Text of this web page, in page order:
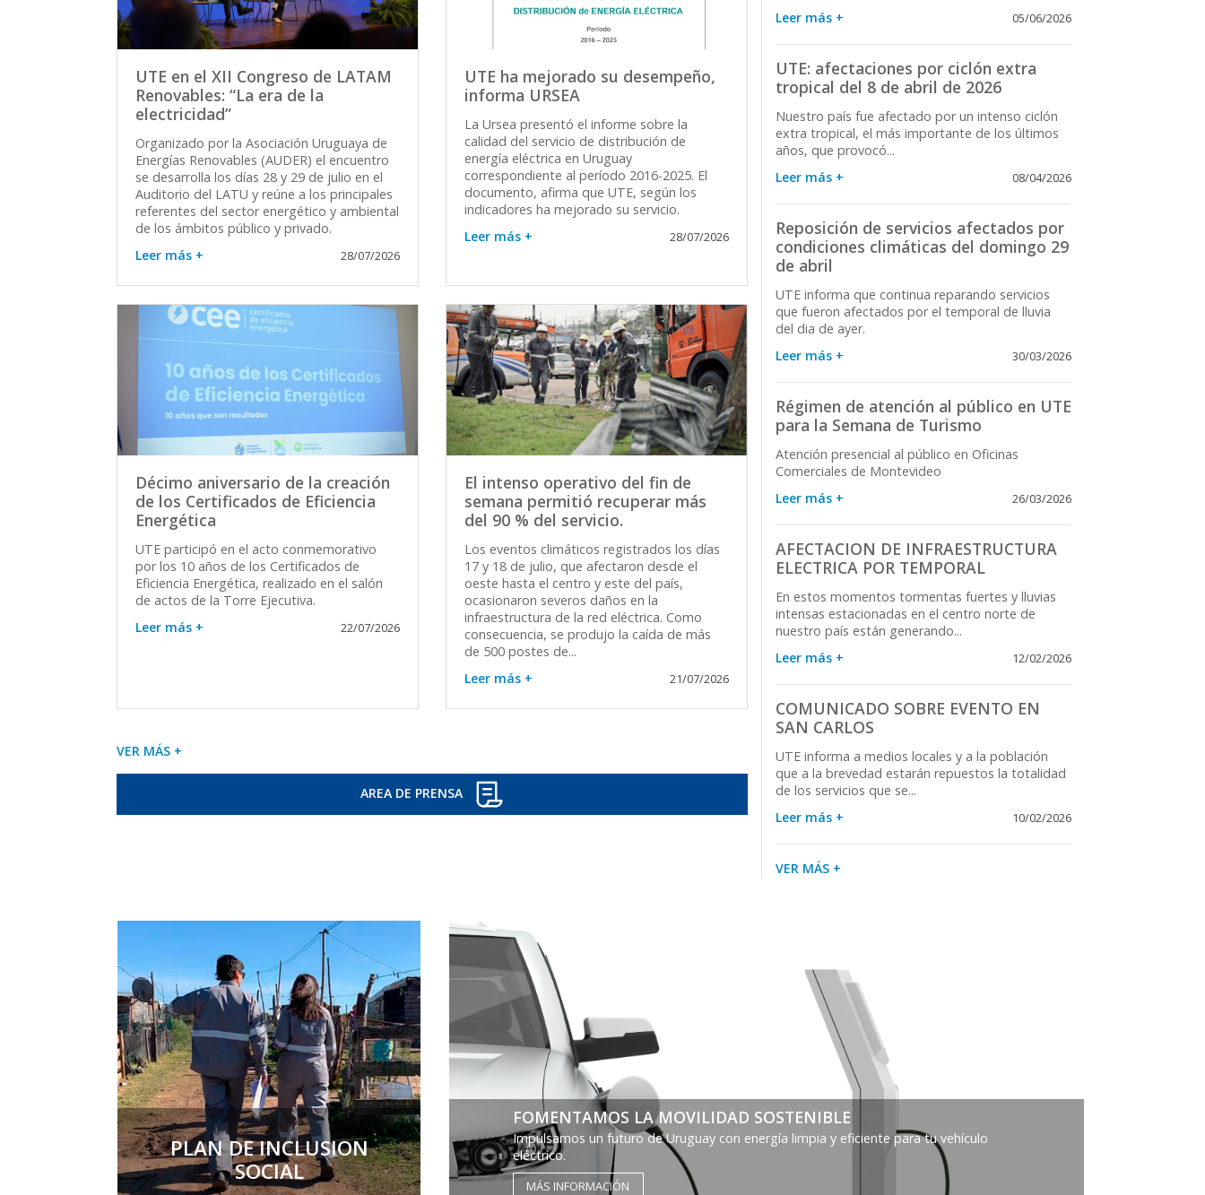
UTE en el XII Congreso de LATAM
Renovables: “La era de la
electricidad”
Organizado por la Asociación Uruguaya de
Energías Renovables (AUDER) el encuentro
se desarrolla los días 28 y 29 de julio en el
Auditorio del LATU y reúne a los principales
referentes del sector energético y ambiental
de los ámbitos público y privado.
Leer más +
28/07/2026
UTE ha mejorado su desempeño,
informa URSEA
La Ursea presentó el informe sobre la
calidad del servicio de distribución de
energía eléctrica en Uruguay
correspondiente al período 2016-2025. El
documento, afirma que UTE, según los
indicadores ha mejorado su servicio.
Leer más +
28/07/2026
Décimo aniversario de la creación
de los Certificados de Eficiencia
Energética
UTE participó en el acto conmemorativo
por los 10 años de los Certificados de
Eficiencia Energética, realizado en el salón
de actos de la Torre Ejecutiva.
Leer más +
22/07/2026
El intenso operativo del fin de
semana permitió recuperar más
del 90 % del servicio.
Los eventos climáticos registrados los días
17 y 18 de julio, que afectaron desde el
oeste hasta el centro y este del país,
ocasionaron severos daños en la
infraestructura de la red eléctrica. Como
consecuencia, se produjo la caída de más
de 500 postes de...
Leer más +
21/07/2026
VER MÁS +
AREA DE PRENSA
Leer más +
05/06/2026
UTE: afectaciones por ciclón extra
tropical del 8 de abril de 2026
Nuestro país fue afectado por un intenso ciclón
extra tropical, el más importante de los últimos
años, que provocó...
Leer más +
08/04/2026
Reposición de servicios afectados por
condiciones climáticas del domingo 29
de abril
UTE informa que continua reparando servicios
que fueron afectados por el temporal de lluvia
del dia de ayer.
Leer más +
30/03/2026
Régimen de atención al público en UTE
para la Semana de Turismo
Atención presencial al público en Oficinas
Comerciales de Montevideo
Leer más +
26/03/2026
AFECTACION DE INFRAESTRUCTURA
ELECTRICA POR TEMPORAL
En estos momentos tormentas fuertes y lluvias
intensas estacionadas en el centro norte de
nuestro país están generando...
Leer más +
12/02/2026
COMUNICADO SOBRE EVENTO EN
SAN CARLOS
UTE informa a medios locales y a la población
que a la brevedad estarán repuestos la totalidad
de los servicios que se...
Leer más +
10/02/2026
VER MÁS +
PLAN DE INCLUSION
SOCIAL
FOMENTAMOS LA MOVILIDAD SOSTENIBLE
Impulsamos un futuro de Uruguay con energía limpia y eficiente para tu vehículo
eléctrico.
MÁS INFORMACIÓN